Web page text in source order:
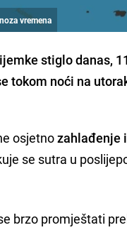
vremena
stiglo danas,
tokom noći na
osjetnozahlađenje
se sutra u
brzo promještati